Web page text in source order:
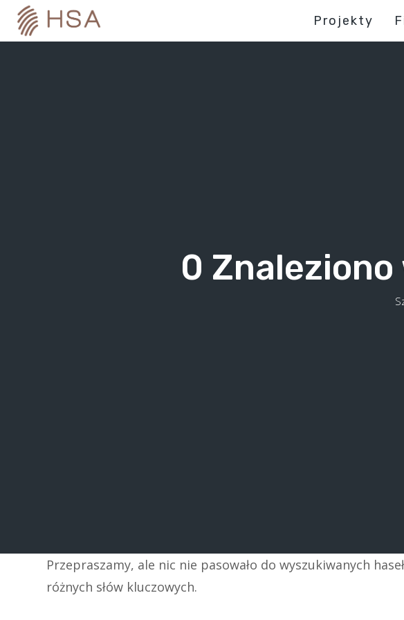
content
Projekty
0
Przepraszamy, ale nic nie pasowało do wyszukiwanych
różnych słów kluczowych.